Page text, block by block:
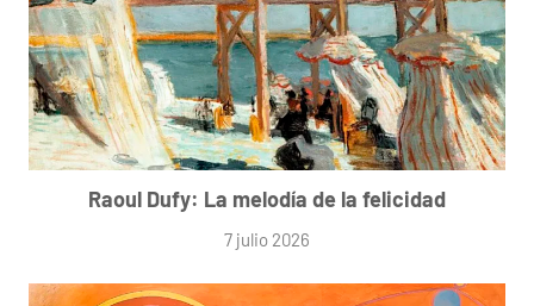
Raoul Dufy: La melodía de la felicidad
7 julio 2026